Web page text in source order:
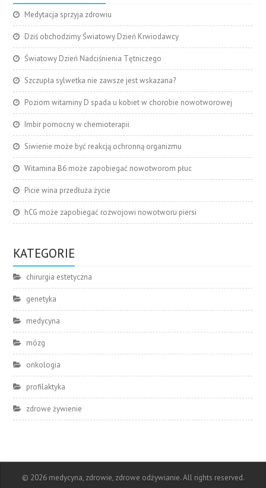
Medytacja sprzyja zdrowiu
Dziś obchodzimy Światowy Dzień Krwiodawcy
Światowy Dzień Nadciśnienia Tętniczego
Szczupła sylwetka nie zawsze jest wskazana?
Poziom witaminy D spada u kobiet w chorobie nowotworowej
Imbir pomocny w chemioterapii
Siwienie może być reakcją ochronną organizmu
Witamina B6 może zapobiegać nowotworom płuc
Picie wina przedłuża życie
hCG może zapobiegać rozwojowi nowotworu piersi
KATEGORIE
chirurgia estetyczna
genetyka
medycyna
mózg
onkologia
profilaktyka
zdrowe żywienie
© 2026 medycyna, zdrowie, zdrowe odżywianie. All rights reserved.